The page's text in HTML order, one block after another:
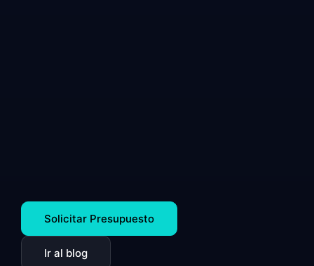
Solicitar Presupuesto
Ir al blog